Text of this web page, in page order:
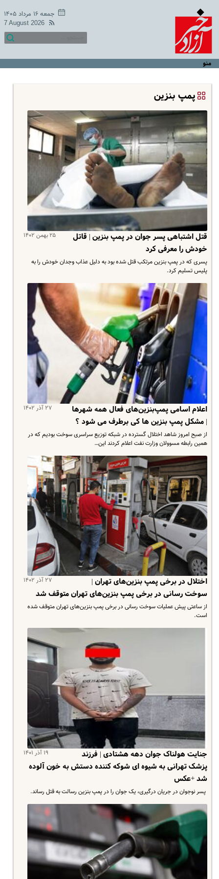
جمعه ۱۶ مرداد ۱۴۰۵
7 August 2026
منو
پمپ بنزین‌
۲۵ بهمن ۱۴۰۲
قتل اشتباهی پسر جوان در پمپ بنزین | قاتل
خودش را معرفی کرد
پسری که در پمپ بنزین مرتکب قتل شده بود به دلیل عذاب وجدان خودش را به
پلیس تسلیم کرد.
۲۷ آذر ۱۴۰۲
اعلام اسامی پمپ‌بنزین‌های فعال همه شهرها
| مشکل پمپ بنزین ها کی برطرف می شود ؟
از صبح امروز شاهد اختلال گسترده در شبکه توزیع سراسری سوخت بودیم که در
همین رابطه مسوولان وزارت نفت اعلام کردند این…
۲۷ آذر ۱۴۰۲
اختلال در برخی پمپ بنزین‌های تهران |
سوخت رسانی در برخی پمپ بنزین‌های تهران متوقف شد
از ساعتی پیش عملیات سوخت رسانی در برخی پمپ بنزین‌های تهران متوقف شده
است.
۱۹ آذر ۱۴۰۱
جنایت هولناک جوان دهه هشتادی | فرزند
پزشک تهرانی به شیوه ای شوکه کننده دستش به خون آلوده
شد +عکس
پسر نوجوان در جریان درگیری، یک جوان را در پمپ بنزین رسالت به قتل رساند.